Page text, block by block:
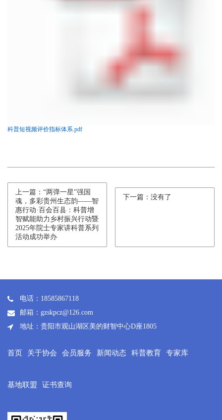
科普短视频评价指标体系.pdf
上一篇：“两弹一星”强国
魂，多彩贵州生态韵——智
惠行动·百会百县：科普增
智赋能助力乡村振兴行动暨
2025年院士专家讲科普系列
活动成功举办
下一篇：没有了
电话：18585867118
邮箱：gzskpcz@126.com
地址：贵阳市观山湖区美的财智中心D座1805
首页 关于协会 会员服务 新闻动态 科普教育 专家库
基地联盟 证书查询